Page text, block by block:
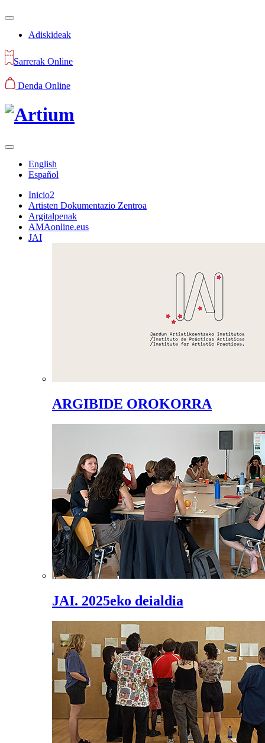
Adiskideak
Sarrerak Online
Denda Online
English
Español
Inicio2
Artisten Dokumentazio Zentroa
Argitalpenak
AMAonline.eus
JAI
ARGIBIDE OROKORRA
JAI. 2025eko deialdia